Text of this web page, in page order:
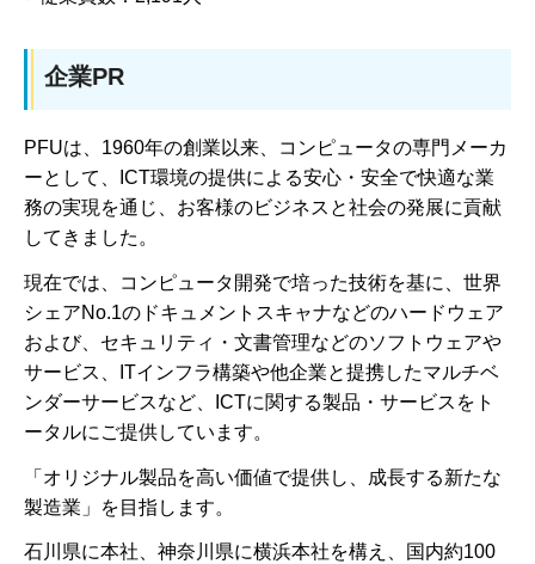
企業PR
PFUは、1960年の創業以来、コンピュータの専門メーカ
ーとして、ICT環境の提供による安心・安全で快適な業
務の実現を通じ、お客様のビジネスと社会の発展に貢献
してきました。
現在では、コンピュータ開発で培った技術を基に、世界
シェアNo.1のドキュメントスキャナなどのハードウェア
および、セキュリティ・文書管理などのソフトウェアや
サービス、ITインフラ構築や他企業と提携したマルチベ
ンダーサービスなど、ICTに関する製品・サービスをト
ータルにご提供しています。
「オリジナル製品を高い価値で提供し、成長する新たな
製造業」を目指します。
石川県に本社、神奈川県に横浜本社を構え、国内約100